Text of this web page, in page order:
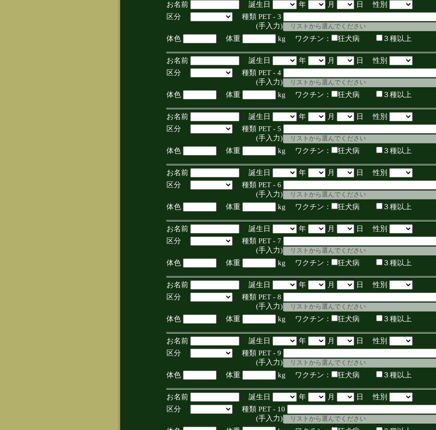
お名前 誕生日 年 月
日 性別
区分
種類 PET - 3
(手入力)
体色
体重 kg ワクチン： 狂犬病 ３種以上
お名前 誕生日 年 月
日 性別
区分
種類 PET - 4
(手入力)
体色
体重 kg ワクチン： 狂犬病 ３種以上
お名前 誕生日 年 月
日 性別
区分
種類 PET - 5
(手入力)
体色
体重 kg ワクチン： 狂犬病 ３種以上
お名前 誕生日 年 月
日 性別
区分
種類 PET - 6
(手入力)
体色
体重 kg ワクチン： 狂犬病 ３種以上
お名前 誕生日 年 月
日 性別
区分
種類 PET - 7
(手入力)
体色
体重 kg ワクチン： 狂犬病 ３種以上
お名前 誕生日 年 月
日 性別
区分
種類 PET - 8
(手入力)
体色
体重 kg ワクチン： 狂犬病 ３種以上
お名前 誕生日 年 月
日 性別
区分
種類 PET - 9
(手入力)
体色
体重 kg ワクチン： 狂犬病 ３種以上
お名前 誕生日 年 月
日 性別
区分
種類 PET - 10
(手入力)